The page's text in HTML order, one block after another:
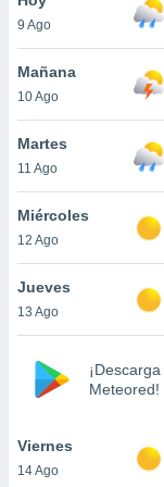
y
en
más
de
cookies
aceptar
9 Ago
Mañana
10 Ago
Martes
11 Ago
Miércoles
12 Ago
Jueves
13 Ago
¡Descarga
Meteored!
Viernes
14 Ago